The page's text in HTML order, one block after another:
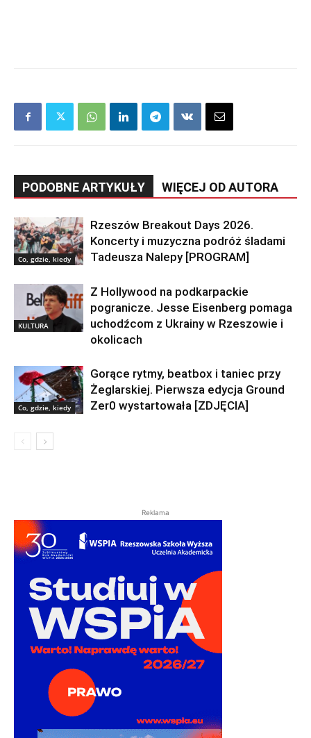
PODOBNE ARTYKUŁY WIĘCEJ OD AUTORA
Co, gdzie, kiedy
Rzeszów Breakout Days 2026.
Koncerty i muzyczna podróż śladami
Tadeusza Nalepy [PROGRAM]
KULTURA
Z Hollywood na podkarpackie
pogranicze. Jesse Eisenberg pomaga
uchodźcom z Ukrainy w Rzeszowie i
okolicach
Co, gdzie, kiedy
Gorące rytmy, beatbox i taniec przy
Żeglarskiej. Pierwsza edycja Ground
Zer0 wystartowała [ZDJĘCIA]
Reklama